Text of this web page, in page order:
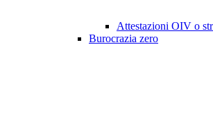
Attestazioni OIV o
Burocrazia zero